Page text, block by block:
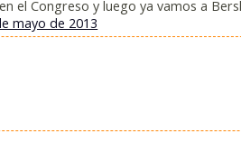
el Congreso y luego ya vamos a
mayo de 2013